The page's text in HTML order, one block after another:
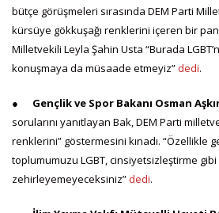
bütçe görüşmeleri sırasında DEM Parti
kürsüye gökkuşağı renklerini içeren bir
Milletvekili Leyla Şahin Usta “Burada
konuşmaya da müsaade etmeyiz”dedi.
● Gençlik ve Spor Bakanı Osman
sorularını yanıtlayan Bak, DEM Parti
renklerini” göstermesini kınadı. “Özellikle
toplumumuzu LGBT, cinsiyetsizleştirme gibi
zehirleyemeyeceksiniz”dedi.